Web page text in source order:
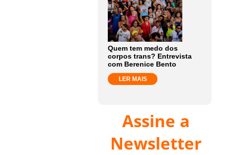
Quem tem medo dos
corpos trans? Entrevista
com Berenice Bento
LER MAIS
Assine a
Newsletter